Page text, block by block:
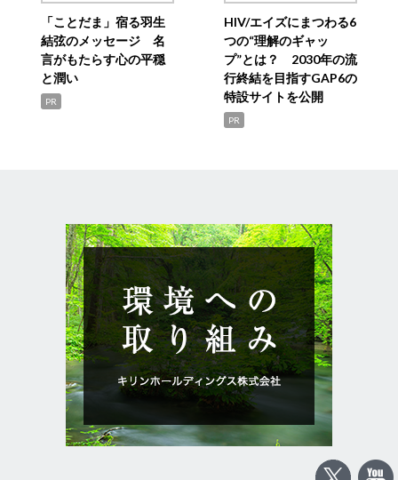
「ことだま」宿る羽生
結弦のメッセージ 名
言がもたらす心の平穏
と潤い
PR
HIV/エイズにまつわる6
つの“理解のギャッ
プ”とは？ 2030年の流
行終結を目指すGAP6の
特設サイトを公開
PR